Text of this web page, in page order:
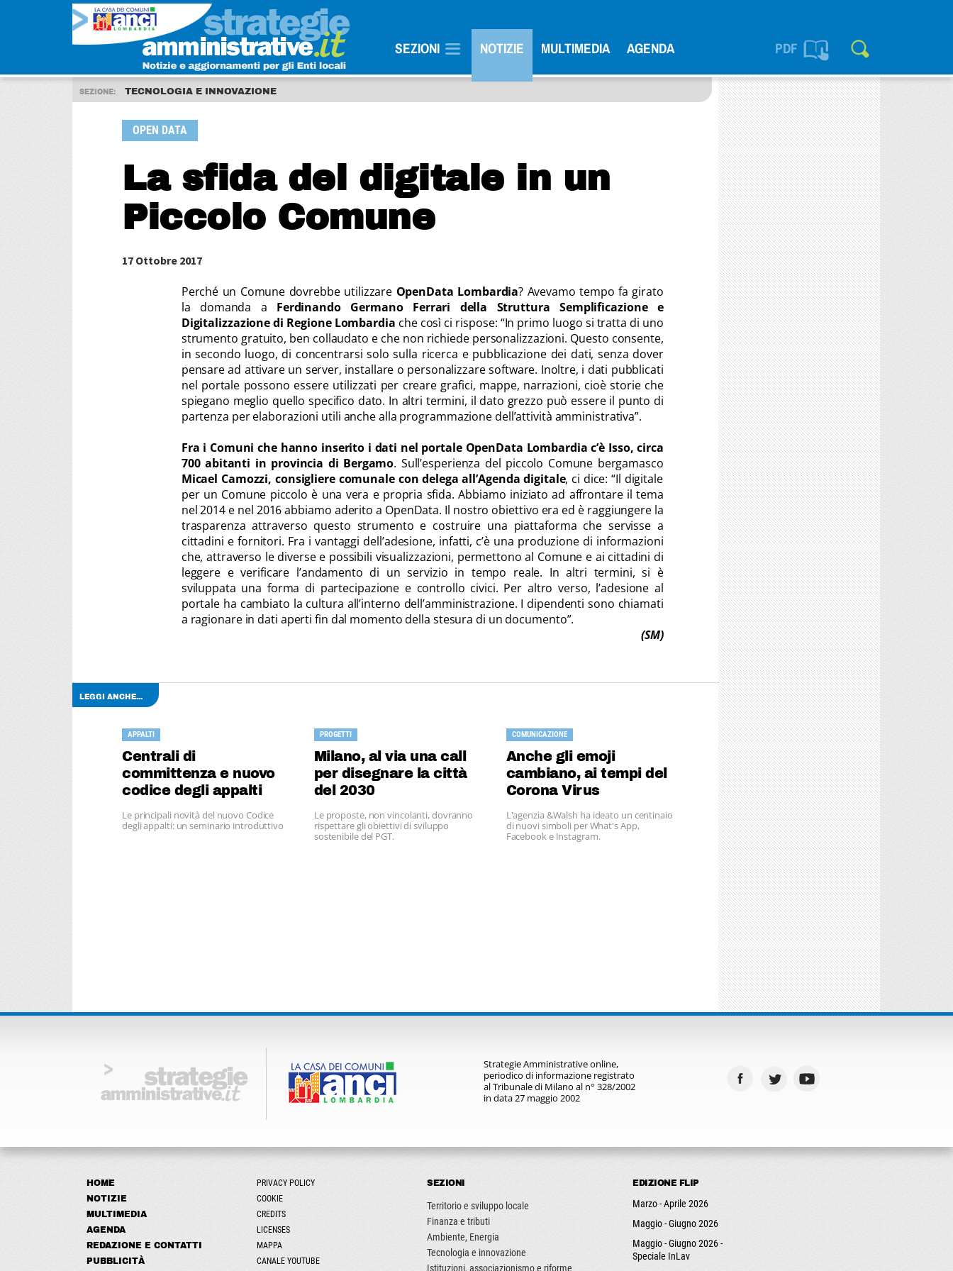
SEZIONI NOTIZIE MULTIMEDIA AGENDA PDF
SEZIONE: TECNOLOGIA E INNOVAZIONE
OPEN DATA
La sfida del digitale in un
Piccolo Comune
17 Ottobre 2017
Perché un Comune dovrebbe utilizzare OpenData Lombardia? Avevamo tempo fa girato
la domanda a Ferdinando Germano Ferrari della Struttura Semplificazione e
Digitalizzazione di Regione Lombardia che così ci rispose: “In primo luogo si tratta di uno
strumento gratuito, ben collaudato e che non richiede personalizzazioni. Questo consente,
in secondo luogo, di concentrarsi solo sulla ricerca e pubblicazione dei dati, senza dover
pensare ad attivare un server, installare o personalizzare software. Inoltre, i dati pubblicati
nel portale possono essere utilizzati per creare grafici, mappe, narrazioni, cioè storie che
spiegano meglio quello specifico dato. In altri termini, il dato grezzo può essere il punto di
partenza per elaborazioni utili anche alla programmazione dell’attività amministrativa”.
Fra i Comuni che hanno inserito i dati nel portale OpenData Lombardia c’è Isso, circa
700 abitanti in provincia di Bergamo. Sull’esperienza del piccolo Comune bergamasco
Micael Camozzi, consigliere comunale con delega all’Agenda digitale, ci dice: “Il digitale
per un Comune piccolo è una vera e propria sfida. Abbiamo iniziato ad affrontare il tema
nel 2014 e nel 2016 abbiamo aderito a OpenData. Il nostro obiettivo era ed è raggiungere la
trasparenza attraverso questo strumento e costruire una piattaforma che servisse a
cittadini e fornitori. Fra i vantaggi dell’adesione, infatti, c’è una produzione di informazioni
che, attraverso le diverse e possibili visualizzazioni, permettono al Comune e ai cittadini di
leggere e verificare l’andamento di un servizio in tempo reale. In altri termini, si è
sviluppata una forma di partecipazione e controllo civici. Per altro verso, l’adesione al
portale ha cambiato la cultura all’interno dell’amministrazione. I dipendenti sono chiamati
a ragionare in dati aperti fin dal momento della stesura di un documento”.
(SM)
LEGGI ANCHE...
APPALTI
Centrali di
committenza e nuovo
codice degli appalti
Le principali novità del nuovo Codice
degli appalti: un seminario introduttivo
PROGETTI
Milano, al via una call
per disegnare la città
del 2030
Le proposte, non vincolanti, dovranno
rispettare gli obiettivi di sviluppo
sostenibile del PGT.
COMUNICAZIONE
Anche gli emoji
cambiano, ai tempi del
Corona Virus
L'agenzia &Walsh ha ideato un centinaio
di nuovi simboli per What's App,
Facebook e Instagram.
Strategie Amministrative online,
periodico di informazione registrato
al Tribunale di Milano al n° 328/2002
in data 27 maggio 2002
HOME
NOTIZIE
MULTIMEDIA
AGENDA
REDAZIONE E CONTATTI
PUBBLICITÀ
PRIVACY POLICY
COOKIE
CREDITS
LICENSES
MAPPA
CANALE YOUTUBE
SEZIONI
Territorio e sviluppo locale
Finanza e tributi
Ambiente, Energia
Tecnologia e innovazione
Istituzioni, associazionismo e riforme
EDIZIONE FLIP
Marzo - Aprile 2026
Maggio - Giugno 2026
Maggio - Giugno 2026 -
Speciale InLav